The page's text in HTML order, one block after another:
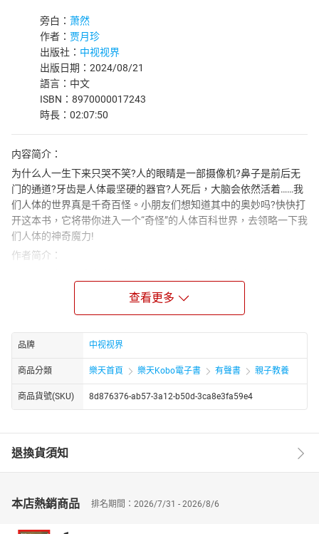
旁白： 萧然
作者： 贾月珍
出版社： 中视视界
出版日期：2024/08/21
語言：中文
ISBN：8970000017243
時長：02:07:50
内容简介：
为什么人一生下来只哭不笑?人的眼睛是一部摄像机?鼻子是前后无
门的通道?牙齿是人体最坚硬的器官?人死后，大脑会依然活着……我
们人体的世界真是千奇百怪。小朋友们想知道其中的奥妙吗?快快打
开这本书，它将带你进入一个“奇怪”的人体百科世界，去领略一下我
们人体的神奇魔力!
作者简介：
高级指导师。作品长于挖掘人物心理活动与引导，行文感情细腻。
擅长温暖童话及风趣幼儿小故事的创作，一百余篇小故事在中央人
主播简介：
萧然，知名播音员，其主播的作品主要有《玩宠》等
查看更多
品牌 中视视界
商品分類 樂天首頁 樂天Kobo電子書 有聲書 親子教養
商品貨號(SKU) 8d876376-ab57-3a12-b50d-3ca8e3fa59e4
退換貨須知
本店熱銷商品 排名期間：2026/7/31 - 2026/8/6